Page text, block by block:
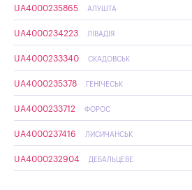
UA4000235865 АЛУШТА
UA4000234223 ЛІВАДІЯ
UA4000233340 СКАДОВСЬК
UA4000235378 ГЕНІЧЕСЬК
UA4000233712 ФОРОС
UA4000237416 ЛИСИЧАНСЬК
UA4000232904 ДЕБАЛЬЦЕВЕ